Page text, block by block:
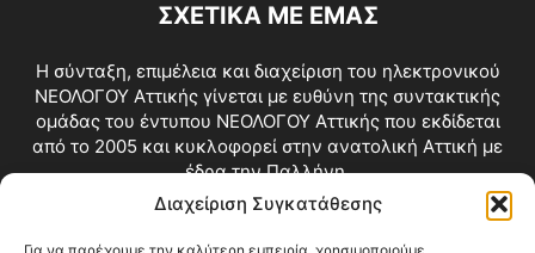
Διαχείριση Συγκατάθεσης
ΣΧΕΤΙΚΑ ΜΕ ΕΜΑΣ
Η σύνταξη, επιμέλεια και διαχείριση του ηλεκτρονικού
ΝΕΟΛΟΓΟΥ Αττικής γίνεται με ευθύνη της συντακτικής
ομάδας του έντυπου ΝΕΟΛΟΓΟΥ Αττικής που εκδίδεται
από το 2005 και κυκλοφορεί στην ανατολική Αττική με
έδρα την Παλλήνη.
Επικοινωνία:info@neologosattikis.gr